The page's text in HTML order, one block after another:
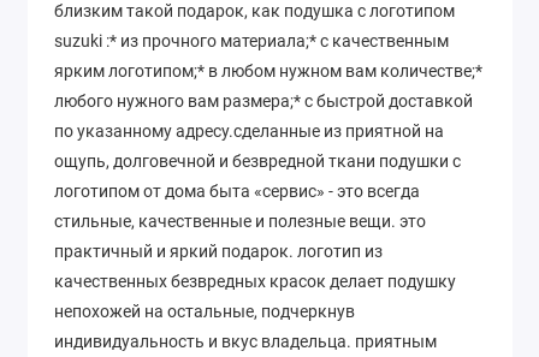
близким такой подарок, как подушка с логотипом
suzuki :* из прочного материала;* с качественным
ярким логотипом;* в любом нужном вам количестве;*
любого нужного вам размера;* с быстрой доставкой
по указанному адресу.сделанные из приятной на
ощупь, долговечной и безвредной ткани подушки с
логотипом от дома быта «сервис» - это всегда
стильные, качественные и полезные вещи. это
практичный и яркий подарок. логотип из
качественных безвредных красок делает подушку
непохожей на остальные, подчеркнув
индивидуальность и вкус владельца. приятным